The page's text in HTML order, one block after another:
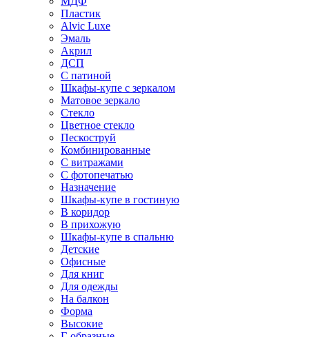
Пластик
Alvic Luxe
Эмаль
Акрил
ДСП
С патиной
Шкафы-купе с зеркалом
Матовое зеркало
Стекло
Цветное стекло
Пескоструй
Комбинированные
С витражами
С фотопечатью
Назначение
Шкафы-купе в гостиную
В коридор
В прихожую
Шкафы-купе в спальню
Детские
Офисные
Для книг
Для одежды
На балкон
Форма
Высокие